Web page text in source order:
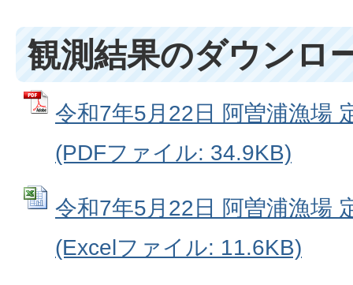
観測結果のダウンロ
令和7年5月22日 阿曽浦漁場
(PDFファイル: 34.9KB)
令和7年5月22日 阿曽浦漁場
(Excelファイル: 11.6KB)